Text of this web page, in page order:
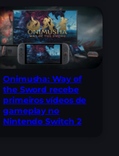
Onimusha: Way of
the Sword recebe
primeiros vídeos de
gameplay no
Nintendo Switch 2